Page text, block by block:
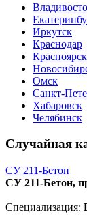
Иркутск
Краснодар
Красноярск
Омск
Санкт-
Хабаровск
Челябинск
Случайная
СУ 211-Бетон
СУ 211-Бетон,
Специализация: